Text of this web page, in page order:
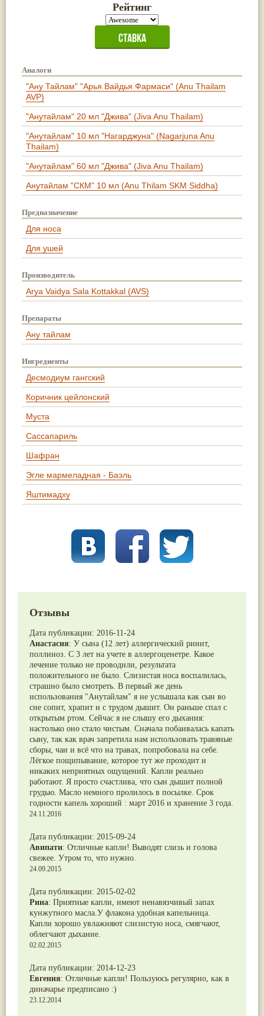
Рейтинг
Аналоги
"Ану Тайлам" "Арья Вайдья Фармаси" (Anu Thailam
AVP)
"Анутайлам" 20 мл "Джива" (Jiva Anu Thailam)
"Анутайлам" 10 мл "Нагарджуна" (Nagarjuna Anu
Thailam)
"Анутайлам" 60 мл "Джива" (Jiva Anu Thailam)
Анутайлам "СКМ" 10 мл (Anu Thilam SKM Siddha)
Предназначение
Для носа
Для ушей
Производитель
Arya Vaidya Sala Kottakkal (AVS)
Препараты
Ану тайлам
Ингредиенты
Десмодиум гангский
Коричник цейлонский
Муста
Сассапариль
Шафран
Эгле мармеладная - Баэль
Яштимадху
Отзывы
Дата публикации: 2016-11-24
Анастасия: У сына (12 лет) аллергический ринит,
поллиноз. С 3 лет на учете в аллергоценетре. Какое
лечение только не проводили, результата
положительного не было. Слизистая носа воспалилась,
страшно было смотреть. В первый же день
использования "Анутайлам" я не услышала как сын во
сне сопит, храпит и с трудом дышит. Он раньше спал с
открытым ртом. Сейчас я не слышу его дыхания:
настолько оно стало чистым. Сначала побаивалась капать
сыну, так как врач запретила нам использовать травяные
сборы, чаи и всё что на травах, попробовала на себе.
Лёгкое пощипывание, которое тут же проходит и
никаких неприятных ощущений. Капли реально
работают. Я просто счастлива, что сын дышит полной
грудью. Масло немного пролилось в посылке. Срок
годности капель хороший : март 2016 и хранение 3 года.
24.11.2016
Дата публикации: 2015-09-24
Авипати: Отличные капли! Выводят слизь и голова
свежее. Утром то, что нужно.
24.09.2015
Дата публикации: 2015-02-02
Рина: Приятные капли, имеют ненавязчивый запах
кунжутного масла.У флакона удобная капельница.
Капли хорошо увлажняют слизистую носа, смягчают,
облегчают дыхание.
02.02.2015
Дата публикации: 2014-12-23
Евгения: Отличные капли! Пользуюсь регулярно, как в
диначарье предписано :)
23.12.2014